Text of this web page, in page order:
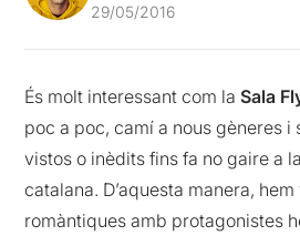
29/05/2016
És molt interessant com laSala
poc a poc, camí a nous gèneres i
vistos o inèdits fins fa no gaire a
catalana. D’aquesta manera,
romàntiques amb protagonistes